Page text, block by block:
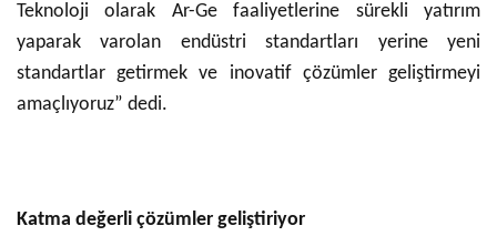
Teknoloji olarak Ar-Ge faaliyetlerine sürekli yatırım
yaparak varolan endüstri standartları yerine yeni
standartlar getirmek ve inovatif çözümler geliştirmeyi
amaçlıyoruz” dedi.
Katma değerli çözümler geliştiriyor